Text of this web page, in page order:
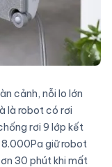
cảnh, nỗi lo lớn
là robot có rơi
rơi 9 lớp kết
8.000Pa giữ robot
30 phút khi mất